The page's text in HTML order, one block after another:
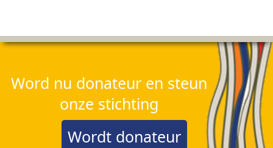
Word nu donateur en steun
onze stichting
Wordt donateur